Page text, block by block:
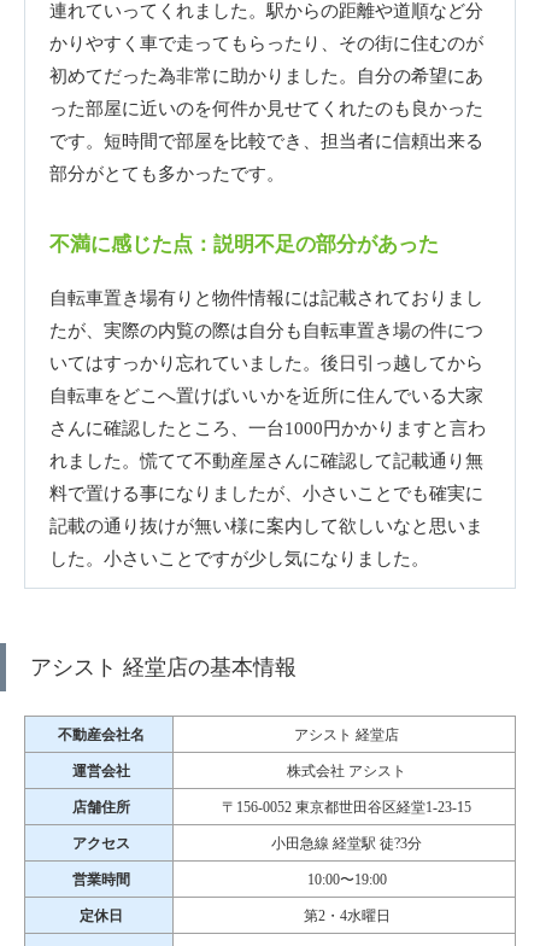
連れていってくれました。駅からの距離や道順など分
かりやすく車で走ってもらったり、その街に住むのが
初めてだった為非常に助かりました。自分の希望にあ
った部屋に近いのを何件か見せてくれたのも良かった
です。短時間で部屋を比較でき、担当者に信頼出来る
部分がとても多かったです。
不満に感じた点：説明不足の部分があった
自転車置き場有りと物件情報には記載されておりまし
たが、実際の内覧の際は自分も自転車置き場の件につ
いてはすっかり忘れていました。後日引っ越してから
自転車をどこへ置けばいいかを近所に住んでいる大家
さんに確認したところ、一台1000円かかりますと言わ
れました。慌てて不動産屋さんに確認して記載通り無
料で置ける事になりましたが、小さいことでも確実に
記載の通り抜けが無い様に案内して欲しいなと思いま
した。小さいことですが少し気になりました。
アシスト 経堂店の基本情報
不動産会社名 アシスト 経堂店
運営会社 株式会社 アシスト
店舗住所 〒156-0052 東京都世田谷区経堂1-23-15
アクセス 小田急線 経堂駅 徒?3分
営業時間 10:00〜19:00
定休日 第2・4水曜日